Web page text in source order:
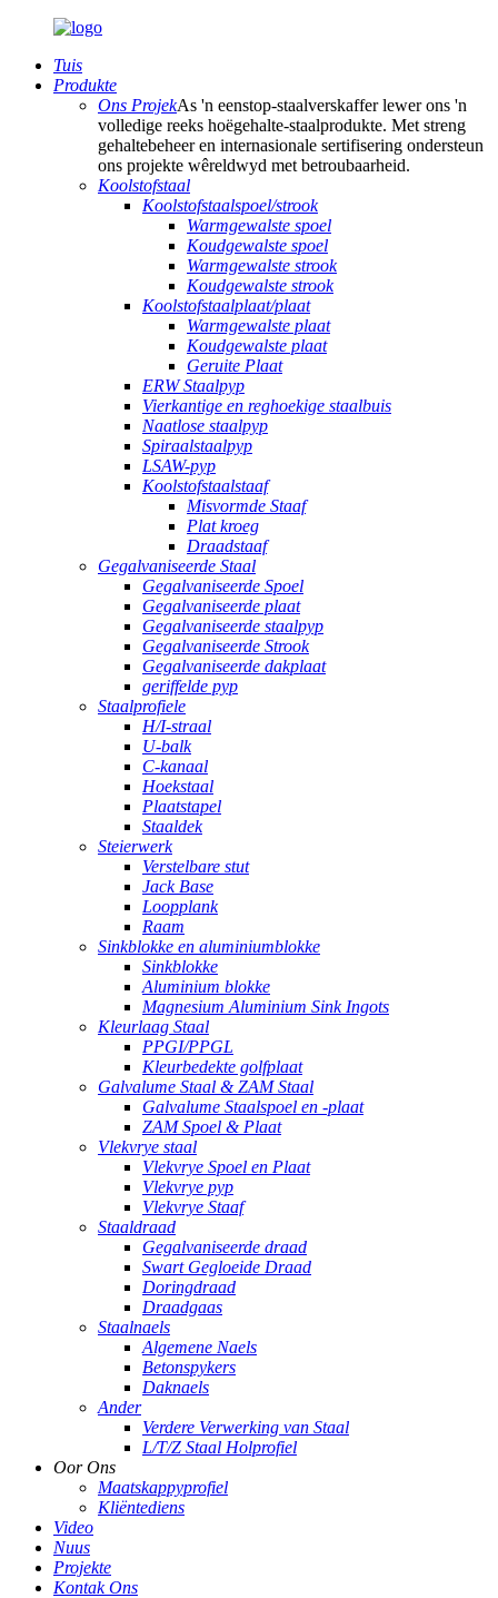
Tuis
Produkte
Ons ProjekAs 'n eenstop-staalverskaffer lewer ons 'n
volledige reeks hoëgehalte-staalprodukte. Met streng
gehaltebeheer en internasionale sertifisering ondersteun
ons projekte wêreldwyd met betroubaarheid.
Koolstofstaal
Koolstofstaalspoel/strook
Warmgewalste spoel
Koudgewalste spoel
Warmgewalste strook
Koudgewalste strook
Koolstofstaalplaat/plaat
Warmgewalste plaat
Koudgewalste plaat
Geruite Plaat
ERW Staalpyp
Vierkantige en reghoekige staalbuis
Naatlose staalpyp
Spiraalstaalpyp
LSAW-pyp
Koolstofstaalstaaf
Misvormde Staaf
Plat kroeg
Draadstaaf
Gegalvaniseerde Staal
Gegalvaniseerde Spoel
Gegalvaniseerde plaat
Gegalvaniseerde staalpyp
Gegalvaniseerde Strook
Gegalvaniseerde dakplaat
geriffelde pyp
Staalprofiele
H/I-straal
U-balk
C-kanaal
Hoekstaal
Plaatstapel
Staaldek
Steierwerk
Verstelbare stut
Jack Base
Loopplank
Raam
Sinkblokke en aluminiumblokke
Sinkblokke
Aluminium blokke
Magnesium Aluminium Sink Ingots
Kleurlaag Staal
PPGI/PPGL
Kleurbedekte golfplaat
Galvalume Staal & ZAM Staal
Galvalume Staalspoel en -plaat
ZAM Spoel & Plaat
Vlekvrye staal
Vlekvrye Spoel en Plaat
Vlekvrye pyp
Vlekvrye Staaf
Staaldraad
Gegalvaniseerde draad
Swart Gegloeide Draad
Doringdraad
Draadgaas
Staalnaels
Algemene Naels
Betonspykers
Daknaels
Ander
Verdere Verwerking van Staal
L/T/Z Staal Holprofiel
Oor Ons
Maatskappyprofiel
Kliëntediens
Video
Nuus
Projekte
Kontak Ons